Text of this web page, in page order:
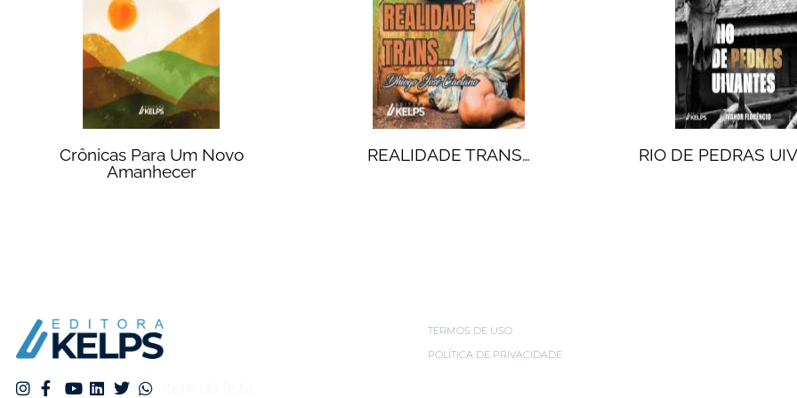
Crônicas Para Um Novo
Amanhecer
REALIDADE TRANS… RIO DE PEDRAS
TERMOS DE USO
POLÍTICA DE PRIVACIDADE